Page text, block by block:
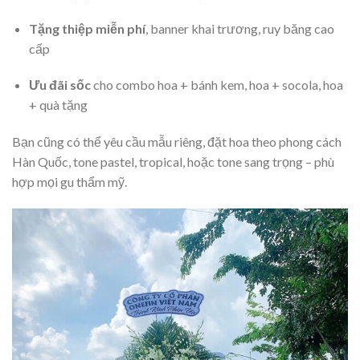
Tặng thiệp miễn phí, banner khai trương, ruy băng cao
cấp
Ưu đãi sốccho combo hoa + bánh kem, hoa + socola, hoa
+ quà tặng
Bạn cũng có thể yêu cầu mẫu riêng, đặt hoa theo phong cách
Hàn Quốc, tone pastel, tropical, hoặc tone sang trọng – phù
hợp mọi gu thẩm mỹ.